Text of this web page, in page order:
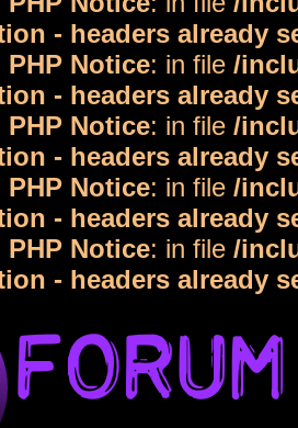
- headers already
Notice: in file /
- headers already
Notice: in file /
- headers already
Notice: in file /
- headers already
Notice: in file /
- headers already